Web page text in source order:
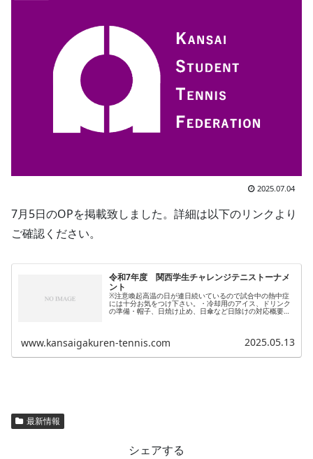
2025.07.04
7月5日のOPを掲載致しました。詳細は以下のリンクより
ご確認ください。
令和7年度 関西学生チャレンジテニストーナメ
ント
※注意喚起高温の日が連日続いているので試合中の熱中症
には十分お気をつけ下さい。・冷却用のアイス、ドリンク
の準備・帽子、日焼け止め、日傘など日除けの対応概要要
www.kansaigakuren-tennis.com 2025.05.13
最新情報
シェアする